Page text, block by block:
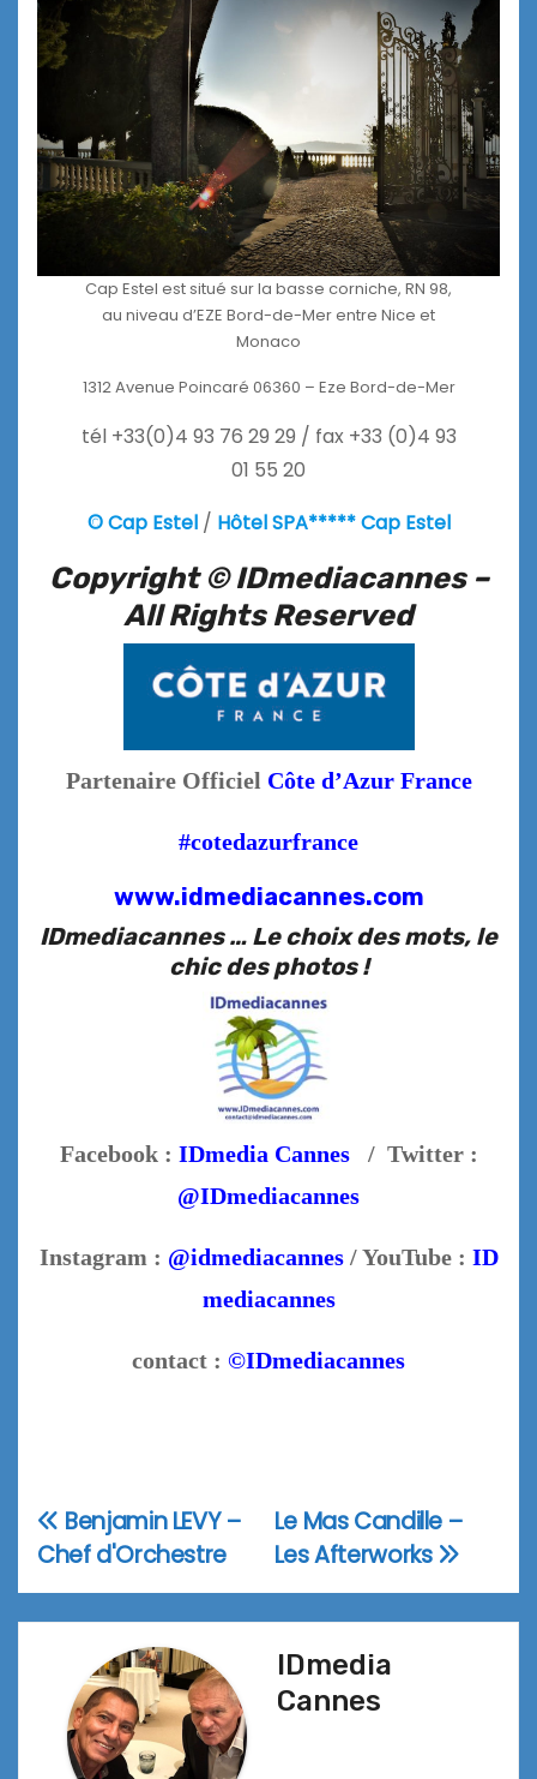
Cap Estel est situé sur la basse corniche, RN 98,
au niveau d’EZE Bord-de-Mer entre Nice et
Monaco
1312 Avenue Poincaré 06360 – Eze Bord-de-Mer
tél +33(0)4 93 76 29 29 / fax +33 (0)4 93
01 55 20
© Cap Estel/ Hôtel SPA***** Cap Estel
Copyright © IDmediacannes –
All Rights Reserved
Partenaire Officiel Côte d’Azur France
#cotedazurfrance
www.idmediacannes.com
IDmediacannes … Le choix des mots, le
chic des photos !
Facebook : IDmedia Cannes/ Twitter :
@IDmediacannes
Instagram : @idmediacannes/ YouTube : ID
mediacannes
contact : ©IDmediacannes
Navigation
de
l’article
Le Mas Candille –
Les Afterworks
Benjamin LEVY –
Chef d'Orchestre
IDmedia
Cannes